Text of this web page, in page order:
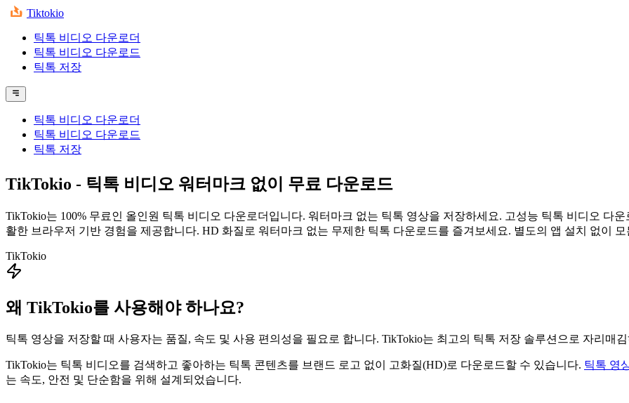
Tiktokio
틱톡 비디오 다운로더
틱톡 비디오 다운로드
틱톡 저장
틱톡 비디오 다운로더
틱톡 비디오 다운로드
틱톡 저장
TikTokio - 틱톡 비디오 워터마크 없이 무료 다운로드
TikTokio는 100% 무료인 올인원 틱톡 비디오 다운로더입니다. 워터마크 없는 틱톡 영상을 저장하세요. 고성능 틱톡 비디오 다
활한 브라우저 기반 경험을 제공합니다. HD 화질로 워터마크 없는 무제한 틱톡 다운로드를 즐겨보세요. 별도의 앱 설치 없이
TikTokio
왜 TikTokio를 사용해야 하나요?
틱톡 영상을 저장할 때 사용자는 품질, 속도 및 사용 편의성을 필요로 합니다. TikTokio는 최고의 틱톡 저장 솔루션으로 자리매
TikTokio는 틱톡 비디오를 검색하고 좋아하는 틱톡 콘텐츠를 브랜드 로고 없이 고화질(HD)로 다운로드할 수 있습니다. 틱톡 영
는 속도, 안전 및 단순함을 위해 설계되었습니다.